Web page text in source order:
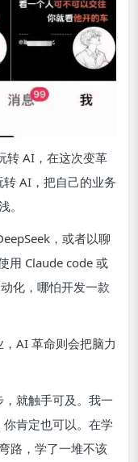
转 AI，在这次变革
AI，把自己的业务
。
，或者以聊
用 Claude code 或
化，哪怕开发一款
AI 革命则会把脑力
就触手可及。我一
肯定也可以。在学
路，学了一堆不该